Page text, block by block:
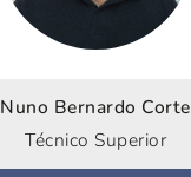
Nuno Bernardo Corte
Técnico Superior